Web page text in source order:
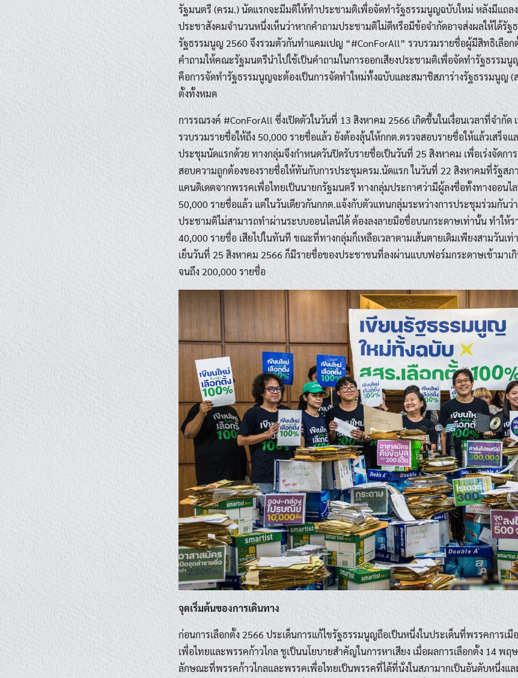
Search
for: Search
รัฐมนตรี (ครม.) นัดแรกจะมีมติให้ทำประชามติเพื่อจัดทำรัฐธรรมนูญฉบับใหม่ หลังมีแถล
ประชาสังคมจำนวนหนึ่งเห็นว่าหากคำถามประชามติไม่ดีหรือมีข้อจำกัดอาจส่งผลให้ได้รั
รัฐธรรมนูญ 2560 จึงรวมตัวกันทำแคมเปญ “#ConForAll” รวบรวมรายชื่อผู้มีสิทธิเลือก
คำถามให้คณะรัฐมนตรีนำไปใช้เป็นคำถามในการออกเสียงประชามติเพื่อจัดทำรัฐธรรม
คือการจัดทำรัฐธรรมนูญจะต้องเป็นการจัดทำใหม่ทั้งฉบับและสมาชิสภาร่างรัฐธรรมนูญ (
ตั้งทั้งหมด
การรณรงค์ #ConForAll ซึ่งเปิดตัวในวันที่ 13 สิงหาคม 2566 เกิดขึ้นในเงื่อนเวลาที่จำกัด
รวบรวมรายชื่อให้ถึง 50,000 รายชื่อแล้ว ยังต้องลุ้นให้กกต.ตรวจสอบรายชื่อให้แล้วเสร็จ
ประชุมนัดแรกด้วย ทางกลุ่มจึงกำหนดวันปิดรับรายชื่อเป็นวันที่ 25 สิงหาคม เพื่อเร่งจัดกา
สอบความถูกต้องของรายชื่อให้ทันกับการประชุมครม.นัดแรก ในวันที่ 22 สิงหาคมที่รัฐสภ
แคนดิเดตจากพรรคเพื่อไทยเป็นนายกรัฐมนตรี ทางกลุ่มประกาศว่ามีผู้ลงชื่อทั้งทางออน
50,000 รายชื่อแล้ว แต่ในวันเดียวกันกกต.แจ้งกับตัวแทนกลุ่มระหว่างการประชุมร่วมกันว่
ประชามติไม่สามารถทำผ่านระบบออนไลน์ได้ ต้องลงลายมือชื่อบนกระดาษเท่านั้น ทำให้
40,000 รายชื่อ เสียไปในทันที ขณะที่ทางกลุ่มก็เหลือเวลาตามเส้นตายเดิมเพียงสามวันเท่
เย็นวันที่ 25 สิงหาคม 2566 ก็มีรายชื่อของประชาชนที่ลงผ่านแบบฟอร์มกระดาษเข้ามาเ
จนถึง 200,000 รายชื่อ
จุดเริ่มต้นของการเดินทาง
ก่อนการเลือกตั้ง 2566 ประเด็นการแก้ไขรัฐธรรมนูญถือเป็นหนึ่งในประเด็นที่พรรคการเ
เพื่อไทยและพรรคก้าวไกล ชูเป็นนโยบายสำคัญในการหาเสียง เมื่อผลการเลือกตั้ง 14 พ
ลักษณะที่พรรคก้าวไกลและพรรคเพื่อไทยเป็นพรรคที่ได้ที่นั่งในสภามากเป็นอันดับหนึ่งแ